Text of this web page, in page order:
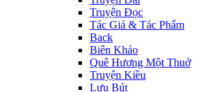
Truyện Đọc
Tác Giả & Tác Phẩm
Back
Biên Khảo
Quê Hương Một Thuở
Truyện Kiều
Lưu Bút